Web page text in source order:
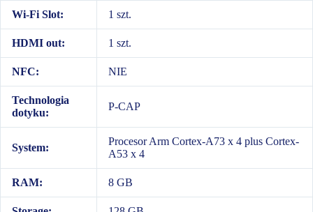
Wi-Fi Slot: 1 szt.
HDMI out: 1 szt.
NFC: NIE
Technologia
dotyku:
P-CAP
System:
Procesor Arm Cortex-A73 x 4 plus Cortex-
A53 x 4
RAM: 8 GB